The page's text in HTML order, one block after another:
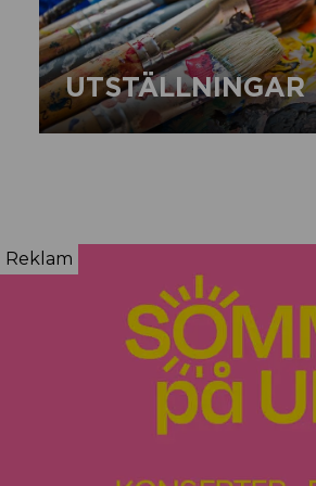
UTSTÄLLNINGAR
Reklam